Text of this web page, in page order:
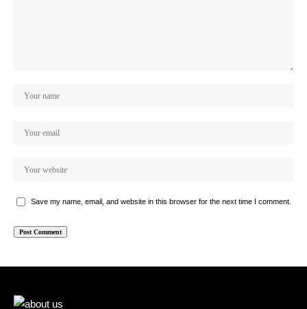
Save my name, email, and website in this browser for the next time I comment.